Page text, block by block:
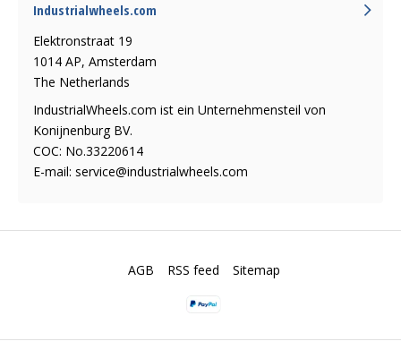
Industrialwheels.com
Elektronstraat 19
1014 AP, Amsterdam
The Netherlands
IndustrialWheels.com ist ein Unternehmensteil von
Konijnenburg BV.
COC: No.33220614
E-mail: service@industrialwheels.com
AGB RSS feed Sitemap